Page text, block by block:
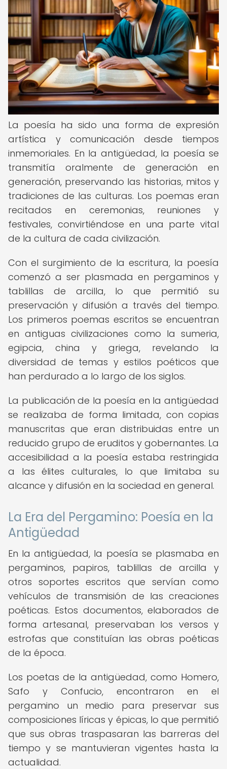
La poesía ha sido una forma de expresión
artística y comunicación desde tiempos
inmemoriales. En la antigüedad, la poesía se
transmitía oralmente de generación en
generación, preservando las historias, mitos y
tradiciones de las culturas. Los poemas eran
recitados en ceremonias, reuniones y
festivales, convirtiéndose en una parte vital
de la cultura de cada civilización.
Con el surgimiento de la escritura, la poesía
comenzó a ser plasmada en pergaminos y
tablillas de arcilla, lo que permitió su
preservación y difusión a través del tiempo.
Los primeros poemas escritos se encuentran
en antiguas civilizaciones como la sumeria,
egipcia, china y griega, revelando la
diversidad de temas y estilos poéticos que
han perdurado a lo largo de los siglos.
La publicación de la poesía en la antigüedad
se realizaba de forma limitada, con copias
manuscritas que eran distribuidas entre un
reducido grupo de eruditos y gobernantes. La
accesibilidad a la poesía estaba restringida
a las élites culturales, lo que limitaba su
alcance y difusión en la sociedad en general.
La Era del Pergamino: Poesía en la
Antigüedad
En la antigüedad, la poesía se plasmaba en
pergaminos, papiros, tablillas de arcilla y
otros soportes escritos que servían como
vehículos de transmisión de las creaciones
poéticas. Estos documentos, elaborados de
forma artesanal, preservaban los versos y
estrofas que constituían las obras poéticas
de la época.
Los poetas de la antigüedad, como Homero,
Safo y Confucio, encontraron en el
pergamino un medio para preservar sus
composiciones líricas y épicas, lo que permitió
que sus obras traspasaran las barreras del
tiempo y se mantuvieran vigentes hasta la
actualidad.